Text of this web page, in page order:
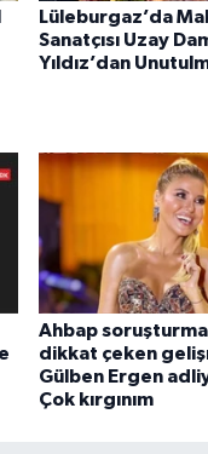
Lüleburgaz’da
Sanatçısı Uzay
Yıldız’dan
Ahbap
dikkat çeken
Gülben Ergen
Çok kırgınım